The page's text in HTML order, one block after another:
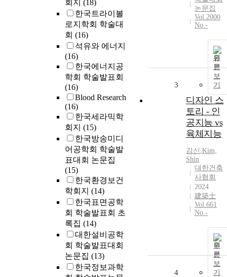
회지 (18)
한국트라이볼
로지학회 학술대
회 (16)
석유와 에너지
(16)
한국에너지공
학회 학술발표회
(16)
Blood Research
(16)
한국세라믹학
회지 (15)
한국방송미디
어공학회 학술발
표대회 논문집
(15)
한국환경보건
학회지 (14)
한국표면공학
회 학술발표회 초
록집 (14)
대한설비공학
회 학술발표대회
논문집 (13)
한국정보과학
논문집
Vol.2000
No.-
원
문
보
기
3
디자인 스
토리 - 인
공지능 vs
육체지능
김신 ,Kim,
Shin
대한건축
사협회
2024
建築士
Vol.661
No.-
원
문
보
기
4